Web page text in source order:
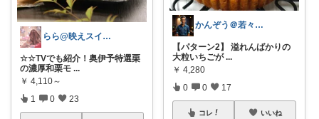
らら@映えスイーツとQOLアップ
☆☆TVでも紹介！奥伊予特選栗
の濃厚和栗モ ...
￥ 4,110～
1 0 23
かんぞう＠若々しく健康的な老後生活
【パターン2】 溢れんばかりの
大粒いちごが ...
￥ 4,280
0 0 17
コレ いいね